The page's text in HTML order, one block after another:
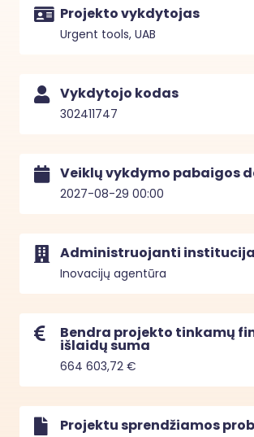
Projekto vykdytojas
Urgent tools, UAB
Vykdytojo kodas
302411747
Veiklų vykdymo pabaigos
2027-08-29 00:00
Administruojanti institucija
Inovacijų agentūra
Bendra projekto tinkamų
išlaidų suma
664 603,72 €
Projektu sprendžiamos